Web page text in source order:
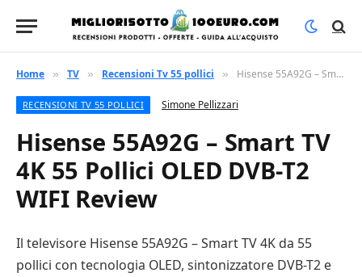
Home » TV » Recensioni Tv 55 pollici » Hisense 55A92G – Smart TV 4K 55 Pollici OLED DVB-T2 WIFI Review
RECENSIONI TV 55 POLLICI Simone Pellizzari
Hisense 55A92G – Smart TV
4K 55 Pollici OLED DVB-T2
WIFI Review
Il televisore Hisense 55A92G – Smart TV 4K da 55
pollici con tecnologia OLED, sintonizzatore DVB-T2 e